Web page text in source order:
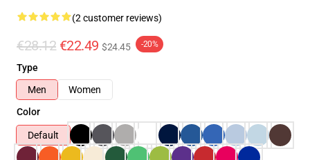
(2 customer reviews)
€28.12 €22.49 $24.45 -20%
Type
Men
Women
Color
Default